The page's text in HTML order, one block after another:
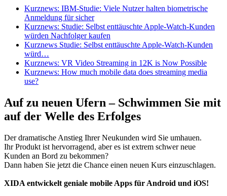
Kurznews: IBM-Studie: Viele Nutzer halten biometrische
Anmeldung für sicher
Kurznews: Studie: Selbst enttäuschte Apple-Watch-Kunden
würden Nachfolger kaufen
Kurznews Studie: Selbst enttäuschte Apple-Watch-Kunden
würd…
Kurznews: VR Video Streaming in 12K is Now Possible
Kurznews: How much mobile data does streaming media
use?
Auf zu neuen Ufern – Schwimmen Sie mit
auf der Welle des Erfolges
Der dramatische Anstieg Ihrer Neukunden wird Sie umhauen.
Ihr Produkt ist hervorragend, aber es ist extrem schwer neue
Kunden an Bord zu bekommen?
Dann haben Sie jetzt die Chance einen neuen Kurs einzuschlagen.
XIDA entwickelt geniale mobile Apps für Android und iOS!